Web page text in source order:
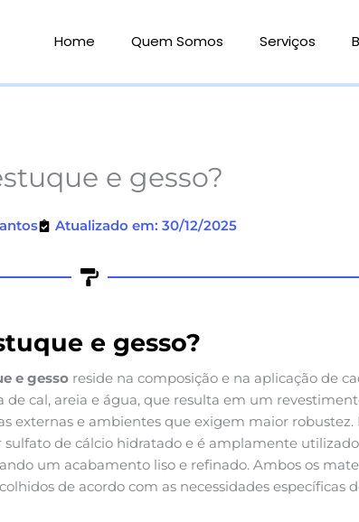
Home Quem Somos Serviços
e gesso?
Atualizado em: 30/12/2025
e gesso?
e gesso reside na composição e na aplicação de
cal, areia e água, que resulta em um
externas e ambientes que exigem maior robustez.
sulfato de cálcio hidratado e é amplamente
um acabamento liso e refinado. Ambos os
de acordo com as necessidades específicas